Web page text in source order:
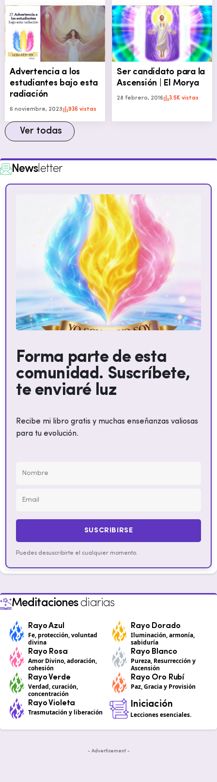
Advertencia a los
estudiantes bajo esta
radiación
6 noviembre, 2023 936 vistas
Ser candidato para la
Ascensión | El Morya
28 febrero, 2016 3.5K vistas
Ver todas
Newsletter
Forma parte de esta
comunidad. Suscríbete,
te enviaré luz
Recibe mi libro gratis y muchas enseñanzas valiosas
para tu evolución.
SUSCRIBIRSE
Puedes desuscribirte el cualquier momento.
Meditacionesdiarias
Rayo Azul
Fe, protección, voluntad
divina
Rayo Dorado
Iluminación, armonía,
sabiduría
Rayo Rosa
Amor Divino, adoración,
cohesión
Rayo Blanco
Pureza, Resurrección y
Ascensión
Rayo Verde
Verdad, curación,
concentración
Rayo Oro Rubí
Paz, Gracia y Provisión
Rayo Violeta
Trasmutación y liberación
Iniciación
Lecciones esenciales.
- Advertisement -